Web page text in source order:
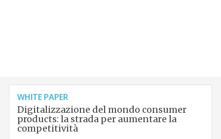
WHITE PAPER
Digitalizzazione del mondo consumer
products: la strada per aumentare la
competitività